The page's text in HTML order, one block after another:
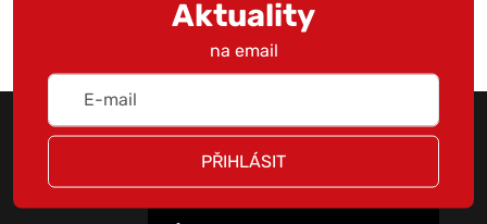
Aktuality
na email
PŘIHLÁSIT